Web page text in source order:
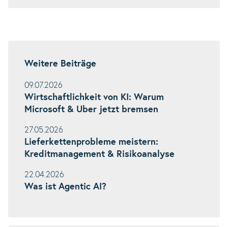
Weitere Beiträge
09.07.2026
Wirtschaftlichkeit von KI: Warum
Microsoft & Uber jetzt bremsen
27.05.2026
Lieferkettenprobleme meistern:
Kreditmanagement & Risikoanalyse
22.04.2026
Was ist Agentic AI?